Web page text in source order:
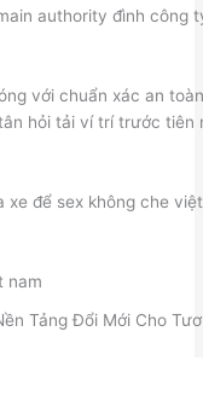
authority đình công
với chuẩn xác an
hỏi tải ví trí trước tiên
xe để sex không che
nam